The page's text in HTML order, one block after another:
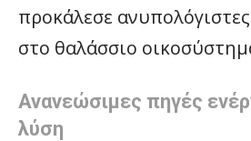
προκάλεσε
στο θαλάσσιο
Ανανεώσιμες πηγές
λύση